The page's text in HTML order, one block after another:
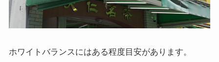
ホワイトバランスにはある程度目安があります。